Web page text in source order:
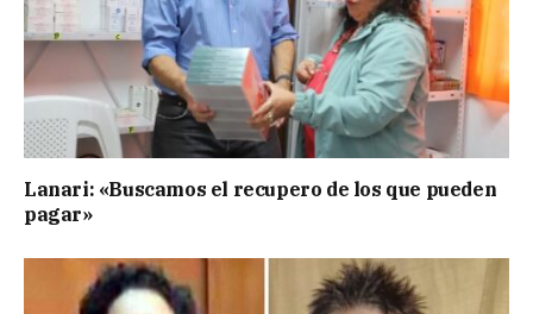
Lanari: «Buscamos el recupero de los que pueden
pagar»